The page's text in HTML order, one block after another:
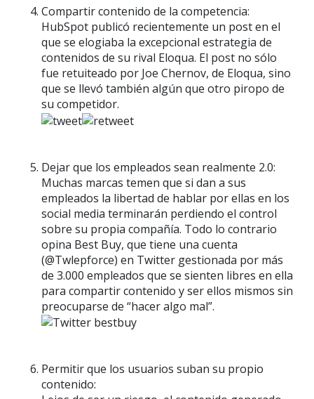
Compartir contenido de la competencia:
HubSpot publicó recientemente un post en el
que se elogiaba la excepcional estrategia de
contenidos de su rival Eloqua. El post no sólo
fue retuiteado por Joe Chernov, de Eloqua, sino
que se llevó también algún que otro piropo de
su competidor.
Dejar que los empleados sean realmente 2.0:
Muchas marcas temen que si dan a sus
empleados la libertad de hablar por ellas en los
social media terminarán perdiendo el control
sobre su propia compañía. Todo lo contrario
opina Best Buy, que tiene una cuenta
(@Twlepforce) en Twitter gestionada por más
de 3.000 empleados que se sienten libres en ella
para compartir contenido y ser ellos mismos sin
preocuparse de “hacer algo mal”.
Permitir que los usuarios suban su propio
contenido: